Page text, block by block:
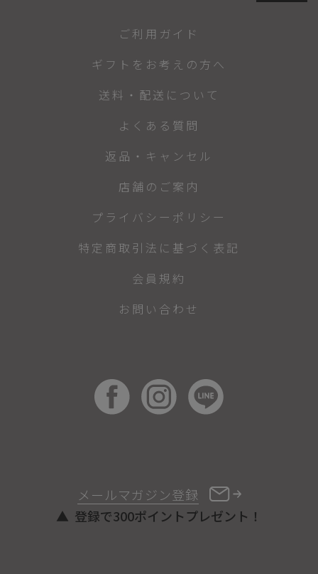
メールマガジン登録
登録で300ポイントプレゼント！
ご利用ガイド
ギフトをお考えの方へ
送料・配送について
よくある質問
返品・キャンセル
店舗のご案内
プライバシーポリシー
特定商取引法に基づく表記
会員規約
お問い合わせ